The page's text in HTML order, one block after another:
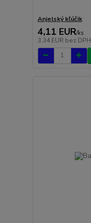
Anjelský kľúčik
4,11 EUR/ks
3,34 EUR bez DPH